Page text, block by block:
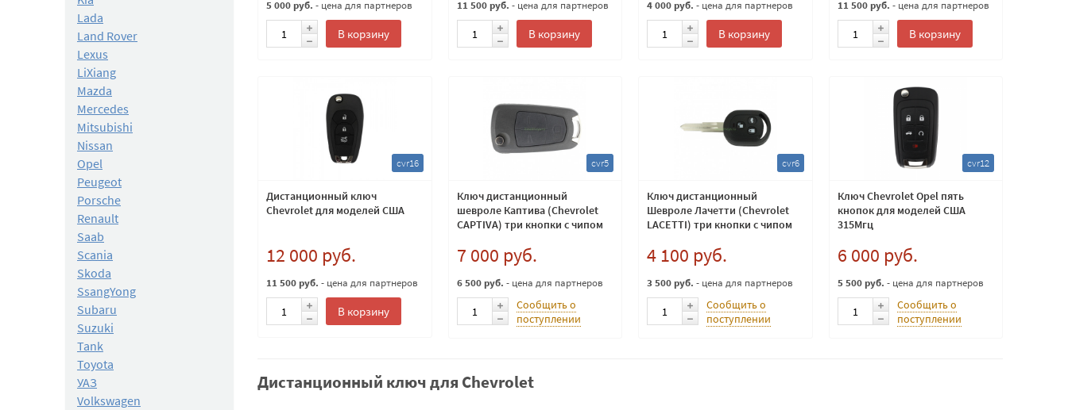
Lada
Land Rover
Lexus
LiXiang
Mazda
Mercedes
Mitsubishi
Nissan
Opel
Peugeot
Porsche
Renault
Saab
Scania
Skoda
SsangYong
Subaru
Suzuki
Tank
Toyota
УАЗ
Volkswagen
5 000 руб. - цена для партнеров
В корзину
11 500 руб. - цена для партнеров
В корзину
4 000 руб. - цена для партнеров
В корзину
11 500 руб. - цена для партнеров
В корзину
cvr16
Дистанционный ключ
Chevrolet для моделей США
12 000 руб.
11 500 руб. - цена для партнеров
В корзину
cvr5
Ключ дистанционный
шевроле Каптива (Chevrolet
CAPTIVA) три кнопки с чипом
7 000 руб.
6 500 руб. - цена для партнеров
Сообщить о
поступлении
cvr6
Ключ дистанционный
Шевроле Лачетти (Chevrolet
LACETTI) три кнопки с чипом
4 100 руб.
3 500 руб. - цена для партнеров
Сообщить о
поступлении
cvr12
Ключ Chevrolet Opel пять
кнопок для моделей США
315Мгц
6 000 руб.
5 500 руб. - цена для партнеров
Сообщить о
поступлении
Дистанционный ключ для Chevrolet